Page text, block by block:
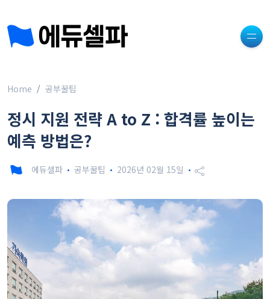
Home 공부꿀팁
정시 지원 전략 A to Z : 합격률 높이는
예측 방법은?
에듀셀파 공부꿀팁 2026년 02월 15일